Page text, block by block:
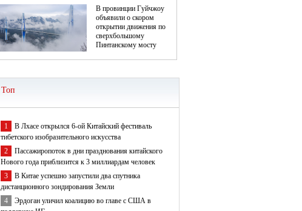
Топ
1 В Лхасе открылся 6-ой Китайский фестиваль
тибетского изобразительного искусства
2 Пассажиропоток в дни празднования китайского
Нового года приблизится к 3 миллиардам человек
3 В Китае успешно запустили два спутника
дистанционного зондирования Земли
4 Эрдоган уличил коалицию во главе с США в